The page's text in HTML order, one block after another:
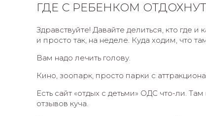
ГДЕ С РЕБЕНКОМ
Здравствуйте! Давайте делиться, кто где
и просто так, на неделе. Куда ходим, что
Вам надо лечить голову.
Кино, зоопарк, просто парки с
Есть сайт «отдых с детьми» ОДС что-ли.
отзывов куча.